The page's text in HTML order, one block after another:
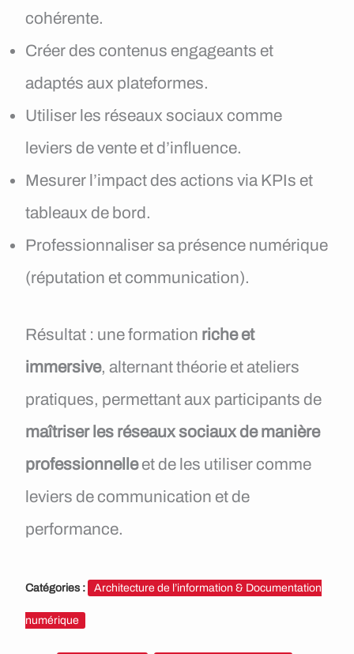
cohérente.
Créer des contenus engageants et
adaptés aux plateformes.
Utiliser les réseaux sociaux comme
leviers de vente et d’influence.
Mesurer l’impact des actions via KPIs et
tableaux de bord.
Professionnaliser sa présence numérique
(réputation et communication).
Résultat : une formation riche et
immersive, alternant théorie et ateliers
pratiques, permettant aux participants de
maîtriser les réseaux sociaux de manière
professionnelleet de les utiliser comme
leviers de communication et de
performance.
Catégories : Architecture de l’information & Documentation
numérique